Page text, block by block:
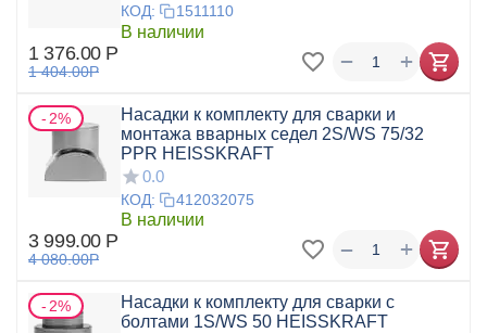
КОД: 1511110
В наличии
1 376.00 Р
1 404.00Р +
−
2%
Насадки к комплекту для сварки и
монтажа вварных седел 2S/WS 75/32
PPR HEISSKRAFT
0.0
КОД: 412032075
В наличии
3 999.00 Р
4 080.00Р +
−
2%
Насадки к комплекту для сварки с
болтами 1S/WS 50 HEISSKRAFT